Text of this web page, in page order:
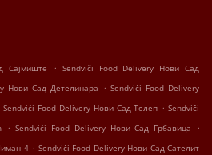
Сајмиште . Sendviči Food Delivery Нови Сад
Нови Сад Детелинара . Sendviči Food Delivery
Sendviči Food Delivery Нови Сад Телеп . Sendviči
. Sendviči Food Delivery Нови Сад Грбавица
.
4 . Sendviči Food Delivery Нови Сад Сателит